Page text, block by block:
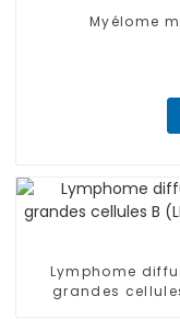
Myélome
Lymphome
grandes